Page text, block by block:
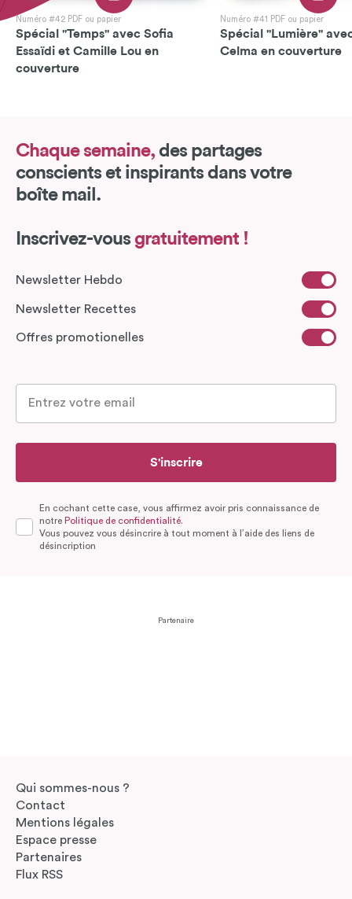
Numéro #42 PDF ou papier
Spécial "Temps" avec Sofia
Essaïdi et Camille Lou en
couverture
Numéro #41 PDF ou papier
Spécial "Lumière"
Celma en couverture
Chaque semaine, des partages
conscients et inspirants dans votre
boîte mail.
Inscrivez-vous gratuitement !
Newsletter Hebdo
Newsletter Recettes
Offres promotionelles
S'inscrire
En cochant cette case, vous affirmez avoir pris connaissance de
notre Politique de confidentialité.
Vous pouvez vous désincrire à tout moment à l’aide des liens de
désincription
Partenaire
Qui sommes-nous ?
Contact
Mentions légales
Espace presse
Partenaires
Flux RSS